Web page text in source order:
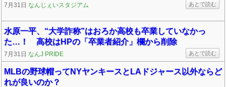
7月31日 なんじぇいスタジアム あとで読む
水原一平、“大学詐称”はおろか高校も卒業していなかっ
た…！ 高校はHPの「卒業者紹介」欄から削除
7月31日 なんJ PRIDE あとで読む
MLBの野球帽ってNYヤンキースとLAドジャース以外ならど
れが良いのか？